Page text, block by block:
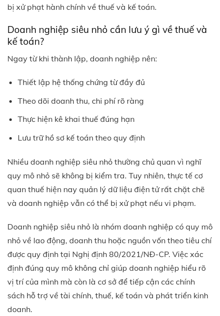
bị xử phạt hành chính về thuế và kế toán.
Doanh nghiệp siêu nhỏ cần lưu ý gì về thuế và
kế toán?
Ngay từ khi thành lập, doanh nghiệp nên:
Thiết lập hệ thống chứng từ đầy đủ
Theo dõi doanh thu, chi phí rõ ràng
Thực hiện kê khai thuế đúng hạn
Lưu trữ hồ sơ kế toán theo quy định
Nhiều doanh nghiệp siêu nhỏ thường chủ quan vì nghĩ
quy mô nhỏ sẽ không bị kiểm tra. Tuy nhiên, thực tế cơ
quan thuế hiện nay quản lý dữ liệu điện tử rất chặt chẽ
và doanh nghiệp vẫn có thể bị xử phạt nếu vi phạm.
Doanh nghiệp siêu nhỏ là nhóm doanh nghiệp có quy mô
nhỏ về lao động, doanh thu hoặc nguồn vốn theo tiêu chí
được quy định tại Nghị định 80/2021/NĐ-CP. Việc xác
định đúng quy mô không chỉ giúp doanh nghiệp hiểu rõ
vị trí của mình mà còn là cơ sở để tiếp cận các chính
sách hỗ trợ về tài chính, thuế, kế toán và phát triển kinh
doanh.